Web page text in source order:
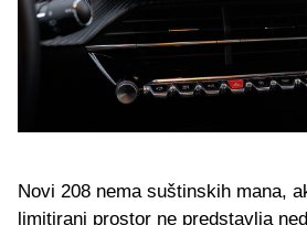
Novi 208 nema suštinskih mana,
limitirani prostor ne predstavlja